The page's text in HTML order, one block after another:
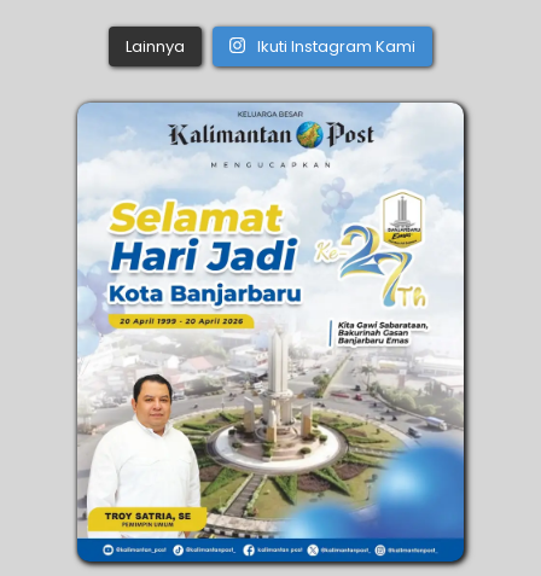
Lainnya Ikuti Instagram Kami